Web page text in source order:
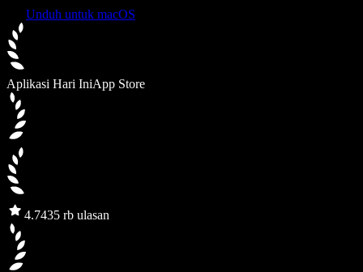
Unduh untuk macOS
Aplikasi Hari IniApp Store
4.7435 rb ulasan